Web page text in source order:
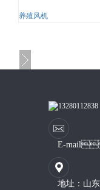
养殖风机
E-
地址：